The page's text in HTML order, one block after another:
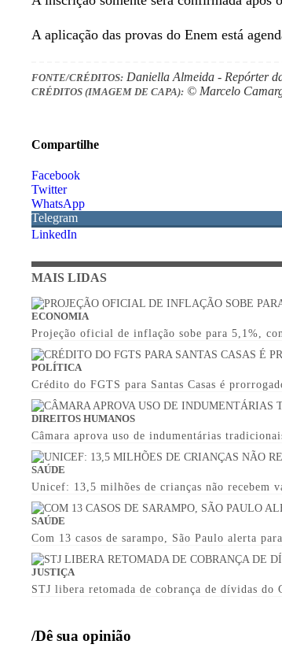
A aplicação das provas do Enem está
FONTE/CRÉDITOS: Daniella Almeida - Repórter
CRÉDITOS (IMAGEM DE CAPA): © Marcelo
Compartilhe
Facebook
Twitter
WhatsApp
Telegram
LinkedIn
MAIS LIDAS
ECONOMIA
Projeção oficial de inflação sobe para 5,1%,
POLÍTICA
Crédito do FGTS para Santas Casas é
DIREITOS HUMANOS
Câmara aprova uso de indumentárias
SAÚDE
Unicef: 13,5 milhões de crianças não recebem
SAÚDE
Com 13 casos de sarampo, São Paulo alerta
JUSTIÇA
STJ libera retomada de cobrança de dívidas do
/Dê sua opinião